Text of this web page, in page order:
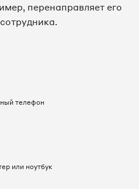
перенаправляет его
телефон
или ноутбук